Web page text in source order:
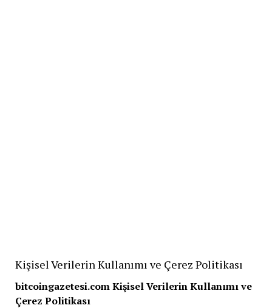
Kişisel Verilerin Kullanımı ve Çerez Politikası
bitcoingazetesi.com Kişisel Verilerin Kullanımı ve
Çerez Politikası